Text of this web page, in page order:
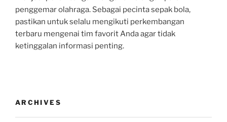
penggemar olahraga. Sebagai pecinta sepak bola,
pastikan untuk selalu mengikuti perkembangan
terbaru mengenai tim favorit Anda agar tidak
ketinggalan informasi penting.
ARCHIVES